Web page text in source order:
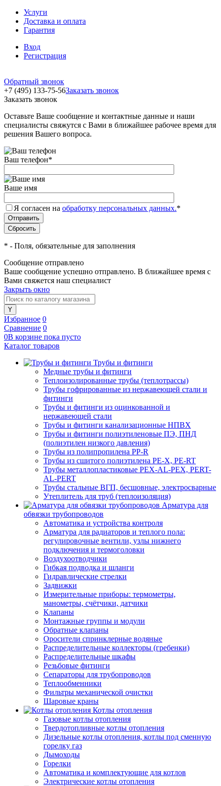
Услуги
Доставка и оплата
Гарантия
Вход
Регистрация
Обратный звонок
+7 (495) 133-75-56Заказать звонок
Заказать звонок
Оставьте Ваше сообщение и контактные данные и наши
специалисты свяжутся с Вами в ближайшее рабочее время для
решения Вашего вопроса.
Ваш телефон*
Ваше имя
Я согласен на обработку персональных данных.*
* - Поля, обязательные для заполнения
Сообщение отправлено
Ваше сообщение успешно отправлено. В ближайшее время с
Вами свяжется наш специалист
Закрыть окно
Избранное 0
Сравнение 0
0В корзине пока пусто
Каталог товаров
Трубы и фитинги
Медные трубы и фитинги
Теплоизолированные трубы (теплотрассы)
Трубы гофрированные из нержавеющей стали и
фитинги
Трубы и фитинги из оцинкованной и
нержавеющей стали
Трубы и фитинги канализационные НПВХ
Трубы и фитинги полиэтиленовые ПЭ, ПНД
(полиэтилен низкого давления)
Трубы из полипропилена PP-R
Трубы из сшитого полиэтилена PE-X, PE-RT
Трубы металлопластиковые PEX-AL-PEX, PERT-
AL-PERT
Трубы стальные ВГП, бесшовные, электросварные
Утеплитель для труб (теплоизоляция)
Арматура для
обвязки трубопроводов
Автоматика и устройства контроля
Арматура для радиаторов и теплого пола:
регулировочные вентили, узлы нижнего
подключения и термоголовки
Воздухоотводчики
Гибкая подводка и шланги
Гидравлические стрелки
Задвижки
Измерительные приборы: термометры,
манометры, счётчики, датчики
Клапаны
Монтажные группы и модули
Обратные клапаны
Оросители спринклерные водяные
Распределительные коллекторы (гребенки)
Распределительные шкафы
Резьбовые фитинги
Сепараторы для трубопроводов
Теплообменники
Фильтры механической очистки
Шаровые краны
Котлы отопления
Газовые котлы отопления
Твердотопливные котлы отопления
Дизельные котлы отопления, котлы под сменную
горелку газ
Дымоходы
Горелки
Автоматика и комплектующие для котлов
Электрические котлы отопления